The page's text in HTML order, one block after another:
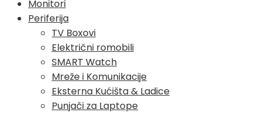
Monitori
Periferija
TV Boxovi
Električni romobili
SMART Watch
Mreže i Komunikacije
Eksterna Kućišta & Ladice
Punjači za Laptope